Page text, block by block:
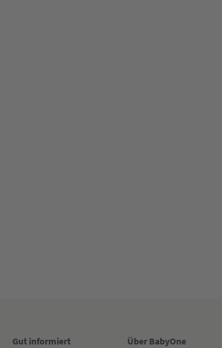
Gut informiert
Über BabyOne